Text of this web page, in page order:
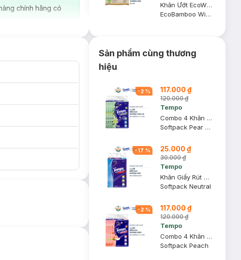
chính hãng có
Khăn Ướt EcoWipes EcoBamboo Vải Sợi Tre Không Mùi Gói 20 Tờ [HSD: 24 Tháng]
EcoBamboo Wipes
Sản phẩm cùng thương
hiệu
-2 % 117.000 ₫
120.000 ₫
Tempo
Combo 4 Khăn Giấy Rút Tempo Hương Hoa Lê 4 Lớp 90 Miếng/Gói
Softpack Pear Blossom
-17 % 25.000 ₫
30.000 ₫
Tempo
Khăn Giấy Rút Tempo Không Mùi 4 Lớp 90 Miếng/Gói
Softpack Neutral
-2 % 117.000 ₫
120.000 ₫
Tempo
Combo 4 Khăn Giấy Rút Tempo Hương Đào 4 Lớp 90 Miếng/Gói
Softpack Peach